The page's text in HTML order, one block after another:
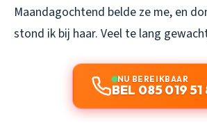
Maandagochtend belde ze me, en
stond ik bij haar. Veel te lang
NU BEREIKBAAR
BEL 085 019 51